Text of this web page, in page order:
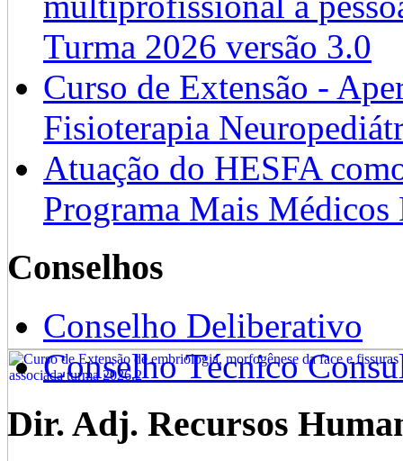
Turma 2026 versão 3.0
Curso de Extensão -
Fisioterapia
Atuação do HESFA
Programa Mais
Conselhos
Conselho Deliberativo
Conselho Técnico
Dir. Adj. Recursos